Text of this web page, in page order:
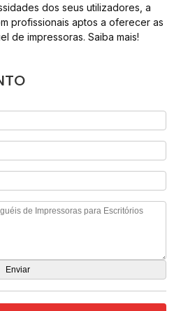
dos seus utilizadores, a
profissionais aptos a oferecer as
de impressoras. Saiba mais!